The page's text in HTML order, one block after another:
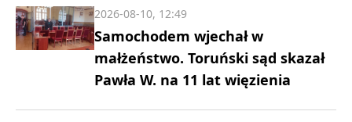
Samochodem wjechał w
małżeństwo. Toruński sąd skazał
Pawła W. na 11 lat więzienia
2026-08-10, 12:49